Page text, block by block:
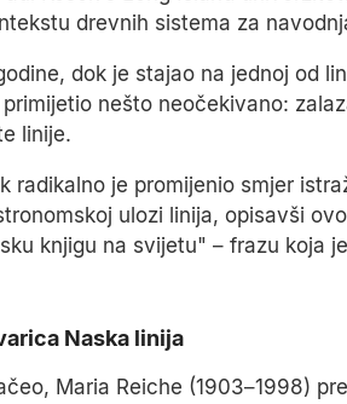
drevnih sistema za
dok je stajao na jednoj od
nešto neočekivano:
linije.
radikalno je promijenio smjer
ulozi linija, opisavši
knjigu na svijetu" – frazu koja
Naska linija
Maria Reiche (1903–1998)